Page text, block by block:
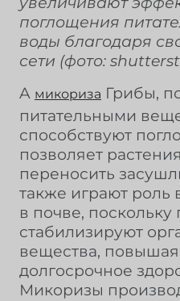
поглощения
воды благодаря
сети (фото:
A микориза Грибы,
питательными
способствуют
позволяет
переносить
также играют роль
в почве,
стабилизируют
вещества,
долгосрочное
Микоризы